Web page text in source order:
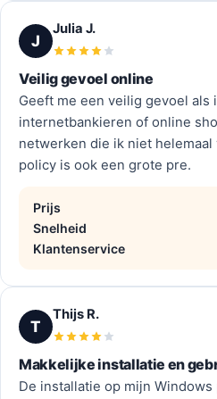
J
Julia J.
Veilig gevoel online
Geeft me een veilig gevoel als
internetbankieren of online
netwerken die ik niet
policy is ook een grote pre.
Prijs
Snelheid
Klantenservice
T
Thijs R.
Makkelijke installatie en
De installatie op mijn